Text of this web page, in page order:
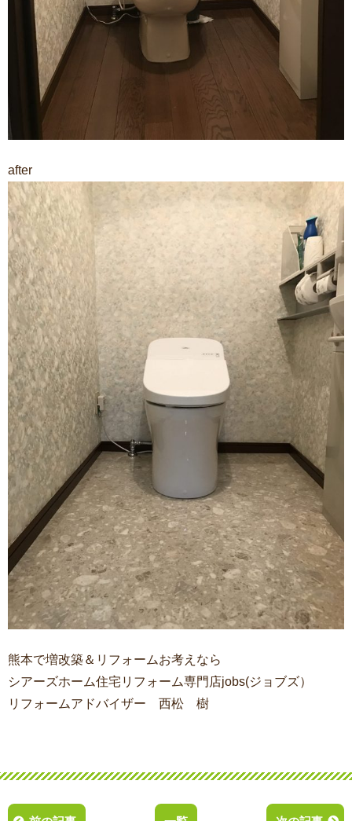
after
熊本で増改築＆リフォームお考えなら
シアーズホーム住宅リフォーム専門店jobs(ジョブズ）
リフォームアドバイザー 西松 樹